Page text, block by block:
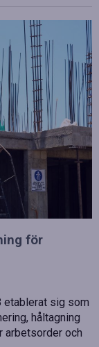
för
etablerat sig som
håltagning
arbetsorder och